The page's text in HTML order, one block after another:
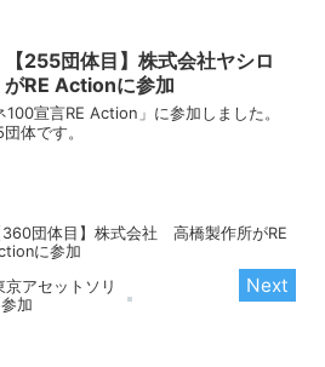
【255団体目】株式会社ヤシロ
がRE Actionに参加
宣言RE Action」に参加しました。
体です。
360団体目】株式会社 高橋製作所がRE
に参加
京アセットソリ
加